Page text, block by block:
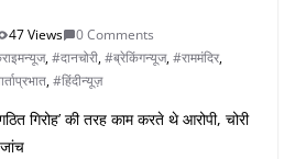
47 Views
0 Comments
,#दानचोरी,#ब्रेकिंगन्यूज,#राममंदिर,
,#हिंदीन्यूज़
गिरोह’ की तरह काम करते थे आरोपी, चोरी